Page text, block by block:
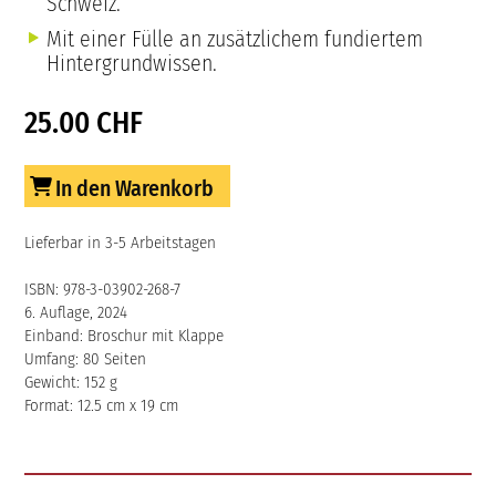
Mit einer Fülle an zusätzlichem fundiertem
Hintergrundwissen.
25.00 CHF
In den Warenkorb
Lieferbar in 3-5 Arbeitstagen
ISBN: 978-3-03902-268-7
6. Auflage, 2024
Einband: Broschur mit Klappe
Umfang: 80 Seiten
Gewicht: 152 g
Format: 12.5 cm x 19 cm